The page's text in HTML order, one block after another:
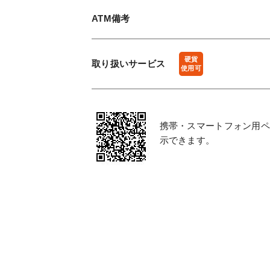
ATM備考
取り扱いサービス
硬貨
使用可
携帯・スマートフォン用
示できます。